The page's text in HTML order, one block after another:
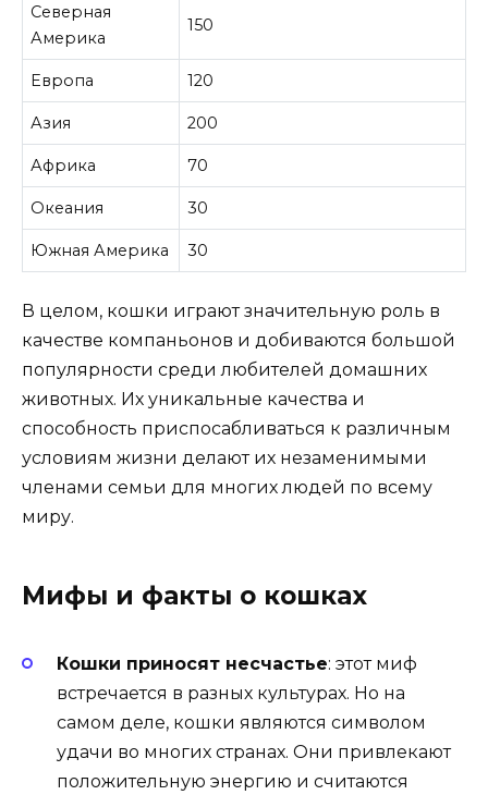
Северная
Америка
150
Европа 120
Азия 200
Африка 70
Океания 30
Южная Америка 30
В целом, кошки играют значительную роль в
качестве компаньонов и добиваются большой
популярности среди любителей домашних
животных. Их уникальные качества и
способность приспосабливаться к различным
условиям жизни делают их незаменимыми
членами семьи для многих людей по всему
миру.
Мифы и факты о кошках
Кошки приносят несчастье: этот миф
встречается в разных культурах. Но на
самом деле, кошки являются символом
удачи во многих странах. Они привлекают
положительную энергию и считаются